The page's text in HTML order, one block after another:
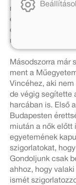
megalázónak
ehhez a cselhez
döntötte el, hogy
új életet kezd.
Másodszorra már
ment a
Vincéhez, aki
de végig segítette
harcában is. Első
Budapesten
miután a nők előtt
egyetemének
szigorlatokat,
Gondoljunk csak
ahhoz, hogy
ismét